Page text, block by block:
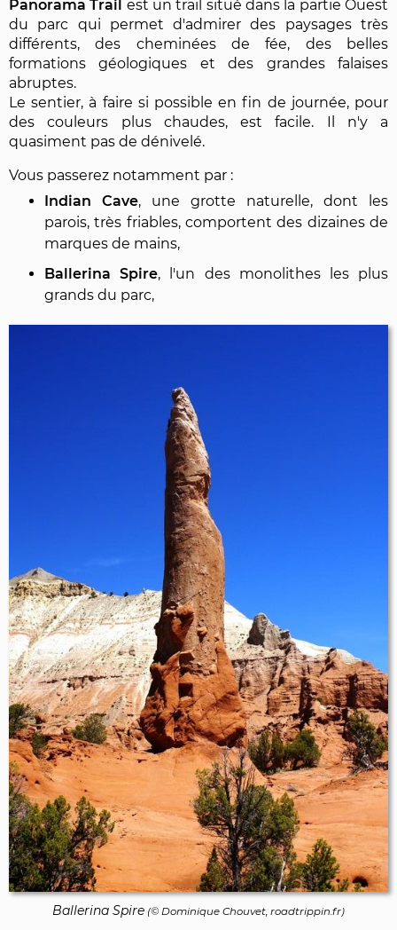
Panorama Trail est un trail situé dans la partie Ouest
du parc qui permet d'admirer des paysages très
différents, des cheminées de fée, des belles
formations géologiques et des grandes falaises
abruptes.
Le sentier, à faire si possible en fin de journée, pour
des couleurs plus chaudes, est facile. Il n'y a
quasiment pas de dénivelé.
Vous passerez notamment par :
Indian Cave, une grotte naturelle, dont les
parois, très friables, comportent des dizaines de
marques de mains,
Ballerina Spire, l'un des monolithes les plus
grands du parc,
Ballerina Spire (© Dominique Chouvet , roadtrippin.fr)